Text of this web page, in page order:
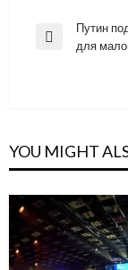
Навигация
Previous
Путин
для
YOU MIGHT